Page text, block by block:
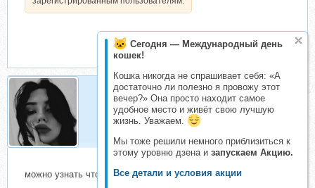
Сегодня — Международный день
кошек!
Кошка никогда не спрашивает себя: «А
достаточно ли полезно я провожу этот
вечер?» Она просто находит самое
удобное место и живёт свою лучшую
жизнь. Уважаем.
Мы тоже решили немного приблизиться к
этому уровню дзена и запускаем Акцию.
Все детали и условия акции
Kleona
Активный складчик
можно узнать что там конкретно?